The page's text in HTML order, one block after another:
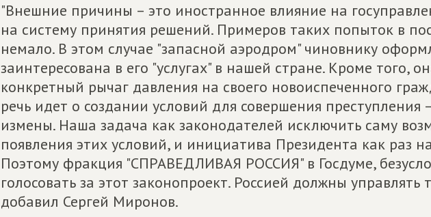
"Внешние причины – это иностранное влияние на
на систему принятия решений. Примеров таких попыток в
немало. В этом случае "запасной аэродром" чиновнику
заинтересована в его "услугах" в нашей стране. Кроме того,
конкретный рычаг давления на своего новоиспеченного
речь идет о создании условий для совершения преступления
измены. Наша задача как законодателей исключить саму
появления этих условий, и инициатива Президента как раз
Поэтому фракция "СПРАВЕДЛИВАЯ РОССИЯ" в Госдуме,
голосовать за этот законопроект. Россией должны управлять
добавил Сергей Миронов.